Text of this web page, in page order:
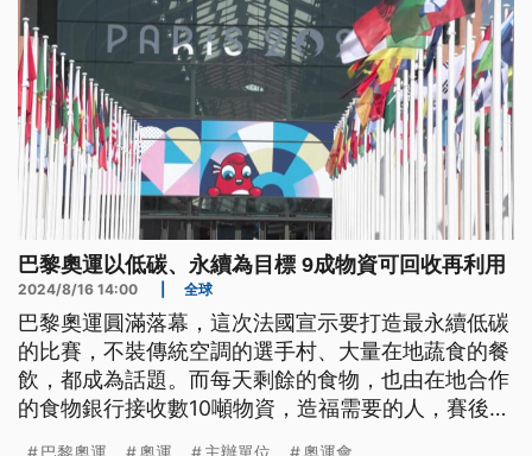
巴黎奧運以低碳、永續為目標 9成物資可回收再利用
2024/8/16 14:00 全球
巴黎奧運圓滿落幕，這次法國宣示要打造最永續低碳
的比賽，不裝傳統空調的選手村、大量在地蔬食的餐
飲，都成為話題。而每天剩餘的食物，也由在地合作
的食物銀行接收數10噸物資，造福需要的人，賽後各
巴黎奧運 奧運 主辦單位 奧運會 ...